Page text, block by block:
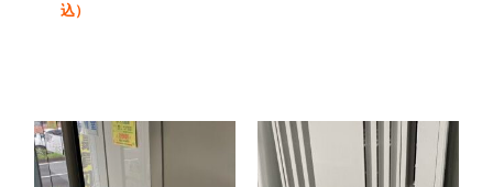
込）